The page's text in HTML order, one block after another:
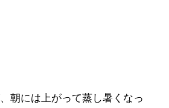
朝には上がって蒸し暑くなっ